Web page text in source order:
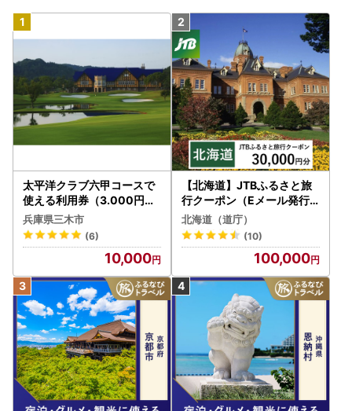
太平洋クラブ六甲コースで
使える利用券（3.000円分
）
兵庫県三木市
(6)
10,000
【北海道】JTBふるさと旅
行クーポン（Eメール発行
）30,000円分 旅行 トラベ
ル 宿泊 人気 おすすめ JTB
W030T
北海道（道庁）
(10)
100,000